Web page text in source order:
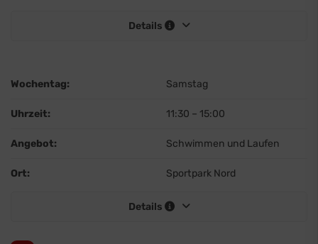
Details
Wochentag: Samstag
Uhrzeit: 11:30 – 15:00
Angebot: Schwimmen und Laufen
Ort: Sportpark Nord
Details